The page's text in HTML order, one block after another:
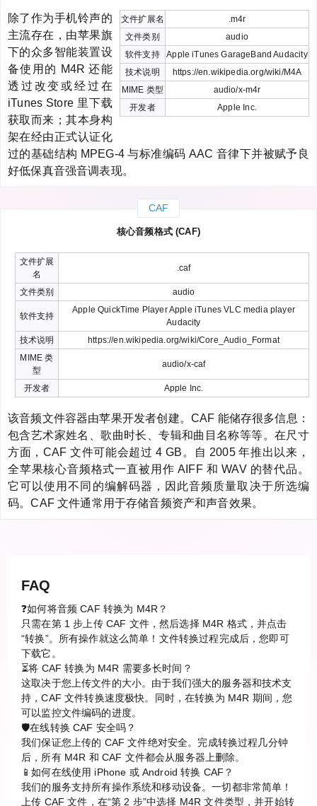
文件扩展名
.m4r
文件类别
audio
软件支持
Apple iTunes GarageBand Audacity
技术说明
https://en.wikipedia.org/wiki/M4A
MIME 类型
audio/x-m4r
开发者
Apple Inc.
除了作为手机铃声的
主流存在，由苹果旗
下的众多智能装置设
备使用的 M4R 还能
透过改变或经过在
iTunes Store 里下载
获取而来；其本身构
架在经由正式认证化
过的基础结构 MPEG-4 与标准编码 AAC 音律下并被赋予良
好低保真音强音调表现。
CAF
核心音频格式 (CAF)
文件扩展
名
.caf
文件类别 audio
软件支持
Apple QuickTime Player Apple iTunes VLC media player
Audacity
技术说明
https://en.wikipedia.org/wiki/Core_Audio_Format
MIME 类
型
audio/x-caf
开发者 Apple Inc.
该音频文件容器由苹果开发者创建。CAF 能储存很多信息：
包含艺术家姓名、歌曲时长、专辑和曲目名称等等。在尺寸
方面，CAF 文件可能会超过 4 GB。自 2005 年推出以来，
全苹果核心音频格式一直被用作 AIFF 和 WAV 的替代品。
它可以使用不同的编解码器，因此音频质量取决于所选编
码。CAF 文件通常用于存储音频资产和声音效果。
FAQ
❓如何将音频 CAF 转换为 M4R？
只需在第 1 步上传 CAF 文件，然后选择 M4R 格式，并点击
“转换”。所有操作就这么简单！文件转换过程完成后，您即可
下载它。
⏳将 CAF 转换为 M4R 需要多长时间？
这取决于您上传文件的大小。由于我们强大的服务器和技术支
持，CAF 文件转换速度极快。同时，在转换为 M4R 期间，您
可以监控文件编码的进度。
🛡️在线转换 CAF 安全吗？
我们保证您上传的 CAF 文件绝对安全。完成转换过程几分钟
后，所有 M4R 和 CAF 文件都会从服务器上删除。
📱如何在线使用 iPhone 或 Android 转换 CAF？
我们的服务支持所有操作系统和移动设备。一切都非常简单！
上传 CAF 文件，在“第 2 步”中选择 M4R 文件类型，并开始转